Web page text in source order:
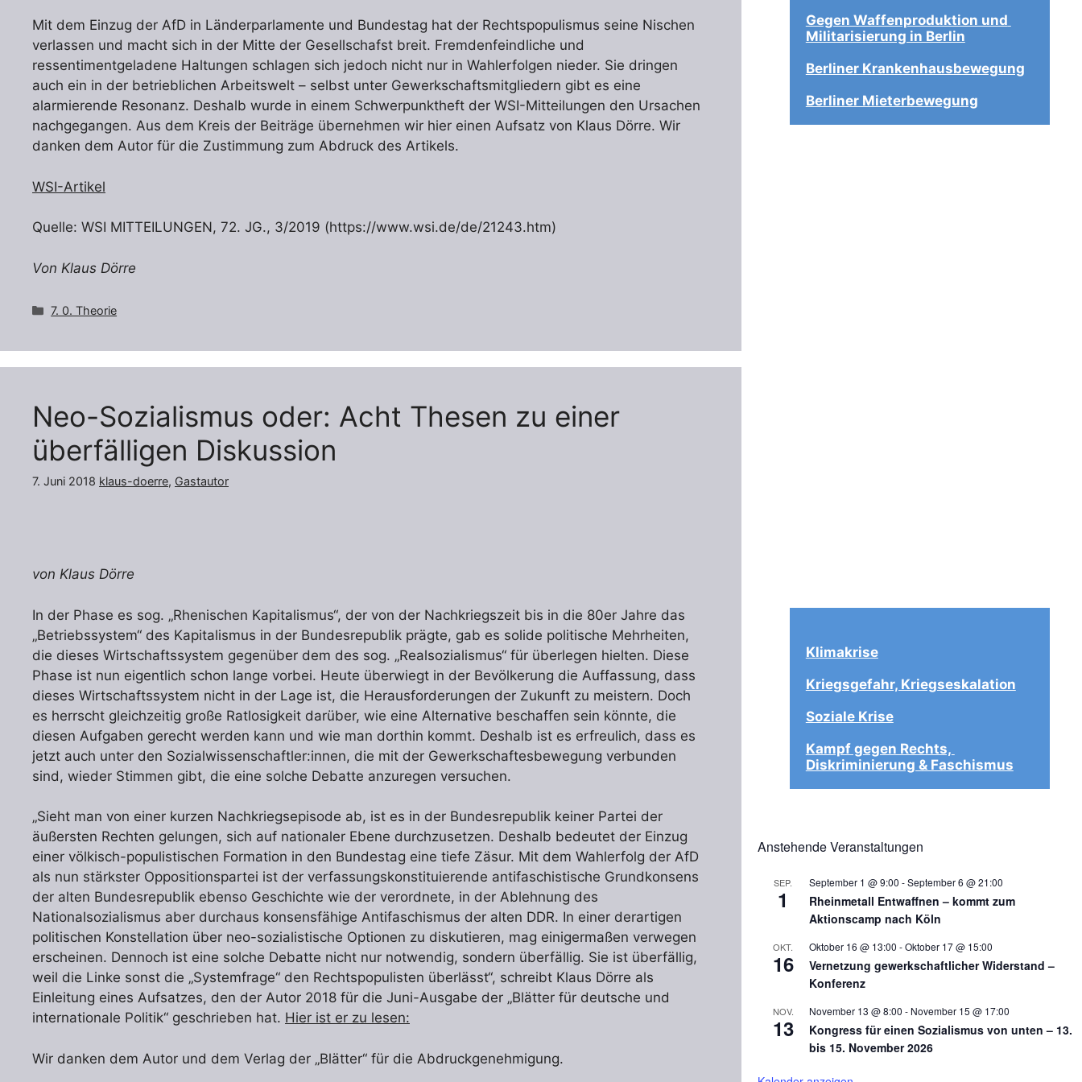
Mit dem Einzug der AfD in Länderparlamente und Bundestag hat der Rechtspopulismus seine Nischen
verlassen und macht sich in der Mitte der Gesellschafst breit. Fremdenfeindliche und
ressentimentgeladene Haltungen schlagen sich jedoch nicht nur in Wahlerfolgen nieder. Sie dringen
auch ein in der betrieblichen Arbeitswelt – selbst unter Gewerkschaftsmitgliedern gibt es eine
alarmierende Resonanz. Deshalb wurde in einem Schwerpunktheft der WSI-Mitteilungen den Ursachen
nachgegangen. Aus dem Kreis der Beiträge übernehmen wir hier einen Aufsatz von Klaus Dörre. Wir
danken dem Autor für die Zustimmung zum Abdruck des Artikels.
WSI-Artikel
Quelle: WSI MITTEILUNGEN, 72. JG., 3/2019 (https://www.wsi.de/de/21243.htm)
Von Klaus Dörre
Kategorien
7. 0. Theorie
Neo-Sozialismus oder: Acht Thesen zu einer
überfälligen Diskussion
7. Juni 2018 klaus-doerre, Gastautor
von Klaus Dörre
In der Phase es sog. „Rhenischen Kapitalismus“, der von der Nachkriegszeit bis in die 80er Jahre das
„Betriebssystem“ des Kapitalismus in der Bundesrepublik prägte, gab es solide politische Mehrheiten,
die dieses Wirtschaftssystem gegenüber dem des sog. „Realsozialismus“ für überlegen hielten. Diese
Phase ist nun eigentlich schon lange vorbei. Heute überwiegt in der Bevölkerung die Auffassung, dass
dieses Wirtschaftssystem nicht in der Lage ist, die Herausforderungen der Zukunft zu meistern. Doch
es herrscht gleichzeitig große Ratlosigkeit darüber, wie eine Alternative beschaffen sein könnte, die
diesen Aufgaben gerecht werden kann und wie man dorthin kommt. Deshalb ist es erfreulich, dass es
jetzt auch unter den Sozialwissenschaftler:innen, die mit der Gewerkschaftesbewegung verbunden
sind, wieder Stimmen gibt, die eine solche Debatte anzuregen versuchen.
„Sieht man von einer kurzen Nachkriegsepisode ab, ist es in der Bundesrepublik keiner Partei der
äußersten Rechten gelungen, sich auf nationaler Ebene durchzusetzen. Deshalb bedeutet der Einzug
einer völkisch-populistischen Formation in den Bundestag eine tiefe Zäsur. Mit dem Wahlerfolg der AfD
als nun stärkster Oppositionspartei ist der verfassungskonstituierende antifaschistische Grundkonsens
der alten Bundesrepublik ebenso Geschichte wie der verordnete, in der Ablehnung des
Nationalsozialismus aber durchaus konsensfähige Antifaschismus der alten DDR. In einer derartigen
politischen Konstellation über neo-sozialistische Optionen zu diskutieren, mag einigermaßen verwegen
erscheinen. Dennoch ist eine solche Debatte nicht nur notwendig, sondern überfällig. Sie ist überfällig,
weil die Linke sonst die „Systemfrage“ den Rechtspopulisten überlässt“, schreibt Klaus Dörre als
Einleitung eines Aufsatzes, den der Autor 2018 für die Juni-Ausgabe der „Blätter für deutsche und
internationale Politik“ geschrieben hat. Hier ist er zu lesen:
Wir danken dem Autor und dem Verlag der „Blätter“ für die Abdruckgenehmigung.
Gegen Waffenproduktion und
Militarisierung in Berlin
Berliner Krankenhausbewegung
Berliner Mieterbewegung
Klimakrise
Kriegsgefahr, Kriegseskalation
Soziale Krise
Kampf gegen Rechts,
Diskriminierung & Faschismus
Anstehende Veranstaltungen
SEP.
1
September 1 @ 9:00 -September 6 @ 21:00
Rheinmetall Entwaffnen – kommt zum
Aktionscamp nach Köln
OKT.
16
Oktober 16 @ 13:00 -Oktober 17 @ 15:00
Vernetzung gewerkschaftlicher Widerstand –
Konferenz
NOV.
13
November 13 @ 8:00 - November 15 @ 17:00
Kongress für einen Sozialismus von unten – 13.
bis 15. November 2026